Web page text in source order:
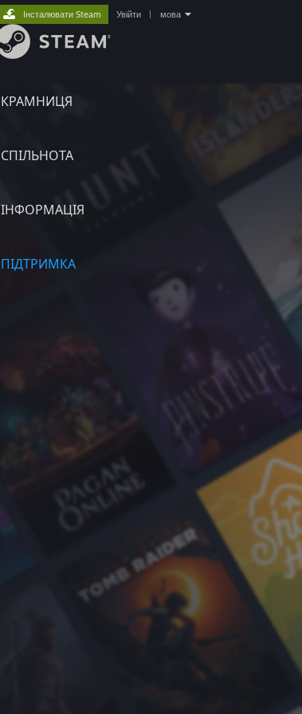
КРАМНИЦЯ
СПІЛЬНОТА
ІНФОРМАЦІЯ
ПІДТРИМКА
Інсталювати Steam Увійти мова